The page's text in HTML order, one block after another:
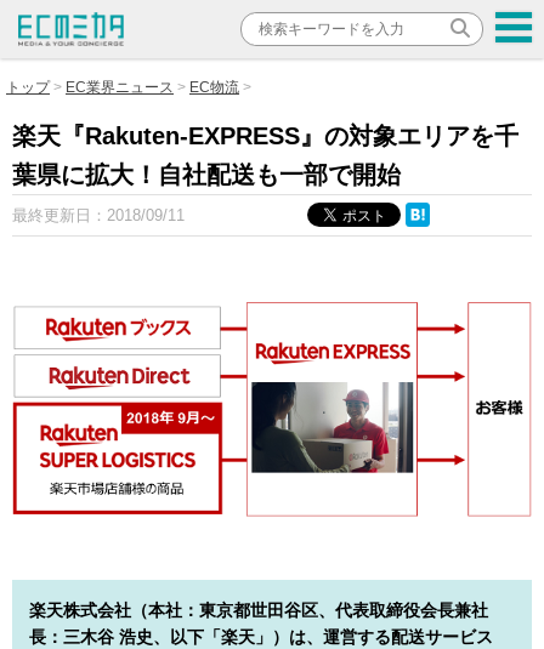
トップ EC業界ニュース EC物流
楽天『Rakuten-EXPRESS』の対象エリアを千
葉県に拡大！自社配送も一部で開始
最終更新日： 2018/09/11
楽天株式会社（本社：東京都世田谷区、代表取締役会長兼社
長：三木谷 浩史、以下「楽天」）は、運営する配送サービス